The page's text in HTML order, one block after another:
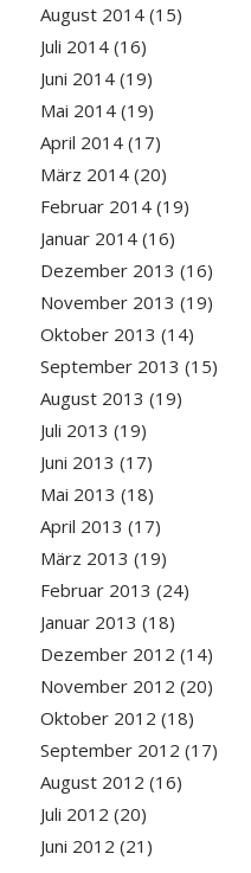
August 2014(15)
Juli 2014(16)
Juni 2014(19)
Mai 2014(19)
April 2014(17)
März 2014(20)
Februar 2014(19)
Januar 2014(16)
Dezember 2013 (16)
November 2013 (19)
Oktober 2013 (14)
September 2013 (15)
August 2013 (19)
Juli 2013 (19)
Juni 2013 (17)
Mai 2013 (18)
April 2013 (17)
März 2013 (19)
Februar 2013 (24)
Januar 2013 (18)
Dezember 2012 (14)
November 2012 (20)
Oktober 2012 (18)
September 2012 (17)
August 2012 (16)
Juli 2012 (20)
Juni 2012 (21)